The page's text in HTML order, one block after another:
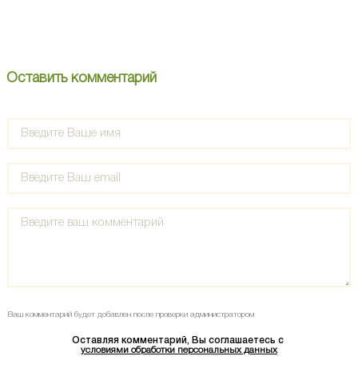
Оставить комментарий
Ваш комментарий будет добавлен после проверки администратором
Оставляя комментарий, Вы соглашаетесь с
условиями обработки персональных данных